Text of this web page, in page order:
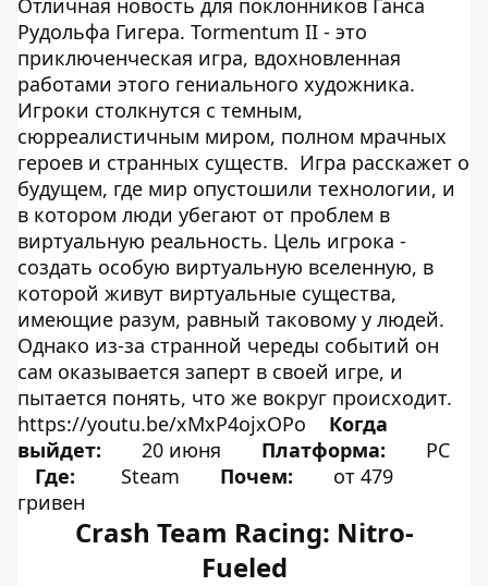
Отличная новость для поклонников Ганса
Рудольфа Гигера. Tormentum II - это
приключенческая игра, вдохновленная
работами этого гениального художника.
Игроки столкнутся с темным,
сюрреалистичным миром, полном мрачных
героев и странных существ. Игра расскажет о
будущем, где мир опустошили технологии, и
в котором люди убегают от проблем в
виртуальную реальность. Цель игрока -
создать особую виртуальную вселенную, в
которой живут виртуальные существа,
имеющие разум, равный таковому у людей.
Однако из-за странной череды событий он
сам оказывается заперт в своей игре, и
пытается понять, что же вокруг происходит.
https://youtu.be/xMxP4ojxOPo
Когда
выйдет:
20 июня Платформа:
PC
Где:
Steam Почем:
от 479
гривен
Crash Team Racing: Nitro-
Fueled